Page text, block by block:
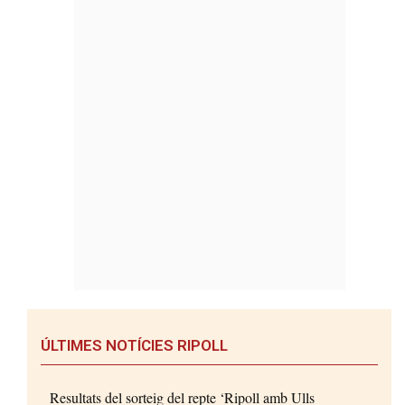
ÚLTIMES NOTÍCIES RIPOLL
Resultats del sorteig del repte ‘Ripoll amb Ulls